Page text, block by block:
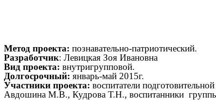
Метод проекта: познавательно-патриотический.
Разработчик: Левицкая Зоя Ивановна
Вид проекта: внутригрупповой.
Долгосрочный: январь-май 2015г.
Участники проекта: воспитатели
Авдошина М.В., Кудрова Т.Н., воспитанники группы